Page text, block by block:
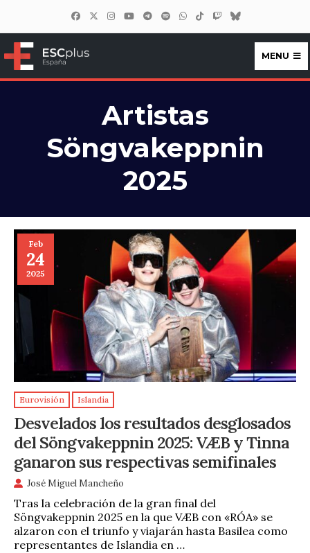
ESCplus España
MENU
Artistas
Söngvakeppnin
2025
Feb
24
2025
Eurovisión Islandia
Desvelados los resultados desglosados
del Söngvakeppnin 2025: VÆB y Tinna
ganaron sus respectivas semifinales
José Miguel Mancheño
Tras la celebración de la gran final del
Söngvakeppnin 2025 en la que VÆB con «RÓA» se
alzaron con el triunfo y viajarán hasta Basilea como
representantes de Islandia en …